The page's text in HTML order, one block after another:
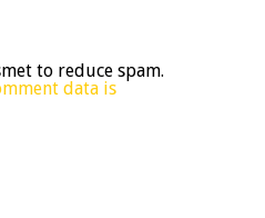
to reduce spam.
data is